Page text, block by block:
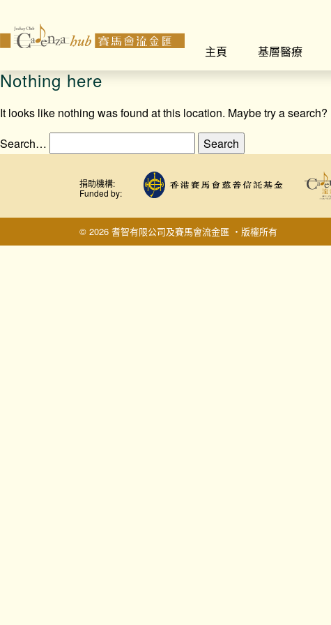
主頁
基層醫療
Nothing here
It looks like nothing was found at this location. Maybe try a search?
Search…
捐助機構:
Funded by:
© 2026 耆智有限公司及賽馬會流金匯 ‧版權所有